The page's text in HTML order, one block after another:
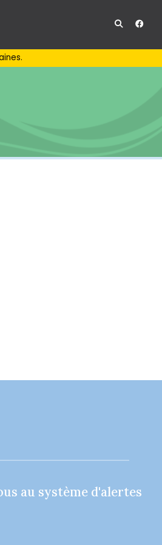
au système d'alertes